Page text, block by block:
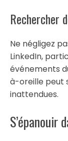
Rechercher
Ne négligez
LinkedIn,
événements
à-oreille peut
inattendues.
S’épanouir